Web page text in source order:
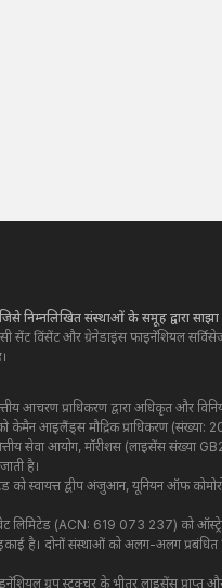
निम्नलिखित संस्थाओं के समूह द्वारा साझा
सेंट विंसेंट और ग्रेनेडाइंस फाइनेंशियल
आचरण प्राधिकरण द्वारा अधिकृत और
केमैन आइलैंड्स मौद्रिक प्राधिकरण (संख्या:
सेवा आयोग, मॉरीशस (लाइसेंस संख्या
है।
को स्वायत्त द्वीप अंजुआन, यूनियन ऑफ
लिमिटेड (ACN: 619 073 237) को
है। दोनों संस्थाओं को अलग-अलग प्रबंधित
ग्रुप स्ट्रक्चर के भीतर लाइसेंस